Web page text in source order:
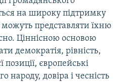
на широку підтримку
представляти їхню
Ціннісною основою
демократія, рівність,
європейські
народу, довіра і чесність